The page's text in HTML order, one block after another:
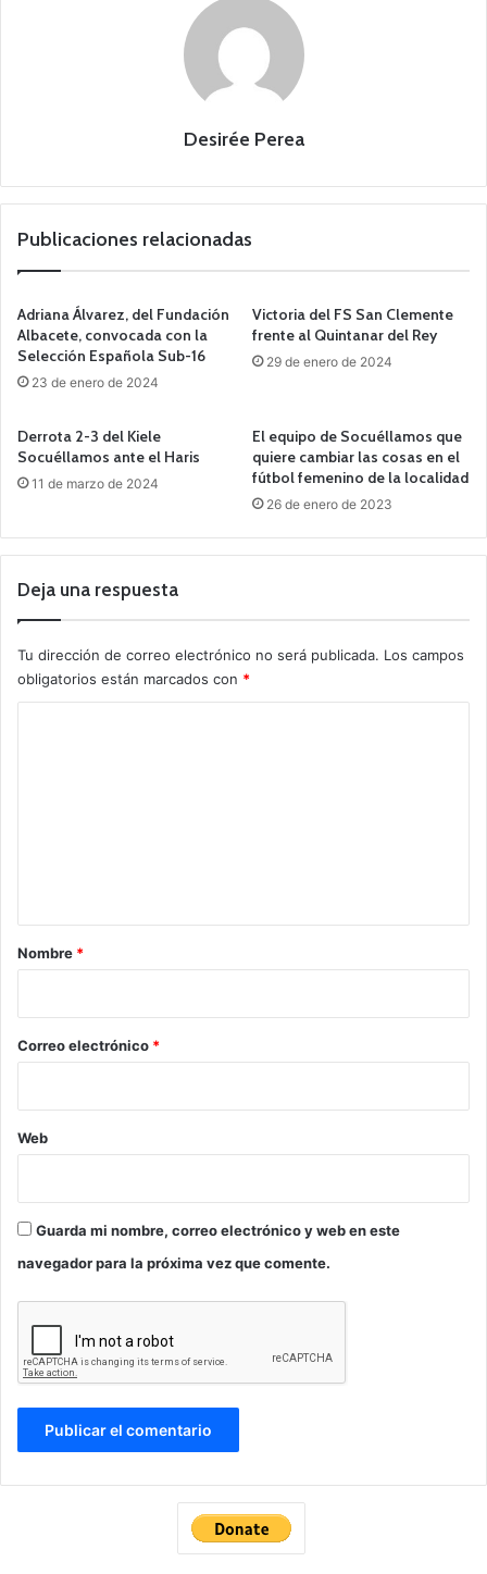
Desirée Perea
Publicaciones relacionadas
Adriana Álvarez, del Fundación
Albacete, convocada con la
Selección Española Sub-16
23 de enero de 2024
Victoria del FS San Clemente
frente al Quintanar del Rey
29 de enero de 2024
Derrota 2-3 del Kiele
Socuéllamos ante el Haris
11 de marzo de 2024
El equipo de Socuéllamos que
quiere cambiar las cosas en el
fútbol femenino de la localidad
26 de enero de 2023
Deja una respuesta
Tu dirección de correo electrónico no será publicada. Los campos
obligatorios están marcados con *
r
*
Nombre *
Correo electrónico *
Web
Guarda mi nombre, correo electrónico y web en este
navegador para la próxima vez que comente.